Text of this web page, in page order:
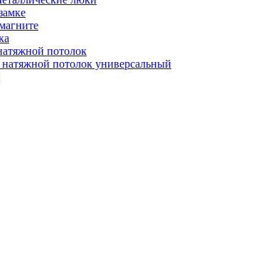
потолок
потолок универсальный